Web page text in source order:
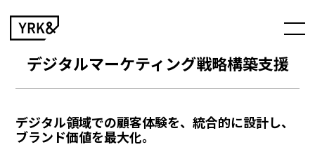
デジタルマーケティング戦略構築支援
デジタル領域での顧客体験を、統合的に設計し、
ブランド価値を最大化。